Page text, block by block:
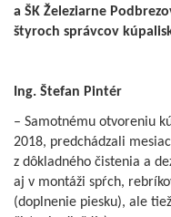
a ŠK Železiarne
štyroch správcov
Ing. Štefan Pintér
– Samotnému otvoreniu
2018, predchádzali
z dôkladného čistenia a
aj v montáži spŕch,
(doplnenie piesku), ale